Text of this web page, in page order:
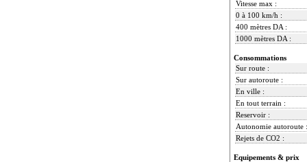
Vitesse max :
0 à 100 km/h :
400 mètres DA :
1000 mètres DA :
Consommations
Sur route :
Sur autoroute :
En ville :
En tout terrain :
Reservoir :
Autonomie autoroute :
Rejets de CO2 :
Equipements & prix